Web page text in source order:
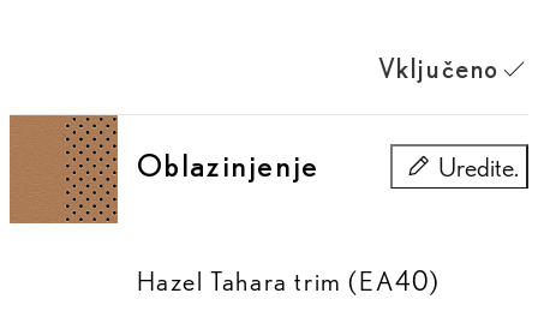
Vključeno
Oblazinjenje Uredite.
Oblazinjenje
Hazel Tahara trim (EA40)